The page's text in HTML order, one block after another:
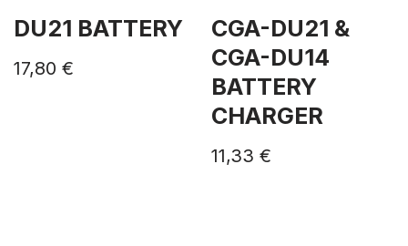
DU21 BATTERY
17,80 €
CGA-DU21 &
CGA-DU14
BATTERY
CHARGER
11,33€